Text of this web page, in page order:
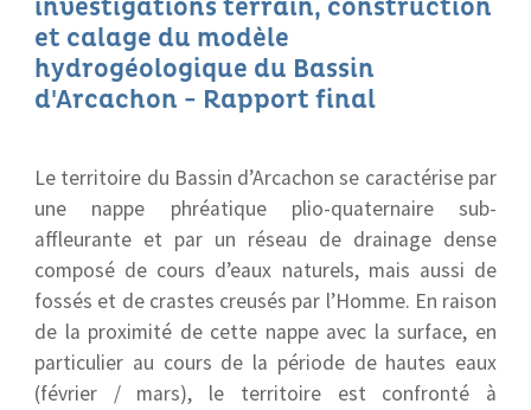
investigations terrain, construction
et calage du modèle
hydrogéologique du Bassin
d'Arcachon - Rapport final
Le territoire du Bassin d’Arcachon se caractérise par
une nappe phréatique plio-quaternaire sub-
affleurante et par un réseau de drainage dense
composé de cours d’eaux naturels, mais aussi de
fossés et de crastes creusés par l’Homme. En raison
de la proximité de cette nappe avec la surface, en
particulier au cours de la période de hautes eaux
(février / mars), le territoire est confronté à